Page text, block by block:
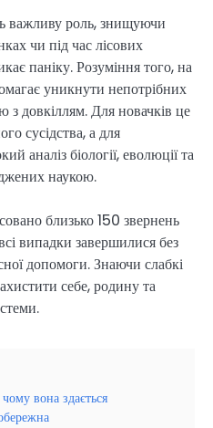
важливу роль, знищуючи
чи під час лісових
паніку. Розуміння того, на
уникнути непотрібних
з довкіллям. Для новачків це
сусідства, а для
аналіз біології, еволюції та
наукою.
близько 150 звернень
випадки завершилися без
допомоги. Знаючи слабкі
себе, родину та
вона здається